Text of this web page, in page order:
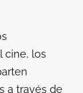
cine, los
a través de